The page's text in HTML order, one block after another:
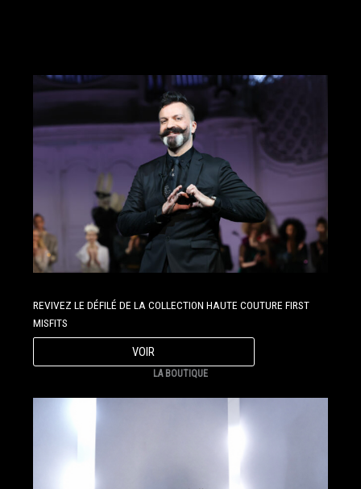
REVIVEZ LE DÉFILÉ DE LA COLLECTION HAUTE COUTURE FIRST
MISFITS
VOIR
LA BOUTIQUE